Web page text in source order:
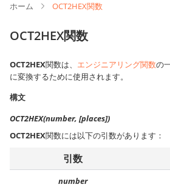
ホーム OCT2HEX関数
OCT2HEX関数
OCT2HEX関数は、 エンジニアリング関数の
に変換するために使用されます。
構文
OCT2HEX(number, [places])
OCT2HEX関数には以下の引数があります：
引数
number